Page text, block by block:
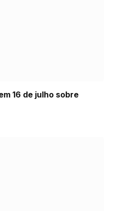
16 de julho sobre